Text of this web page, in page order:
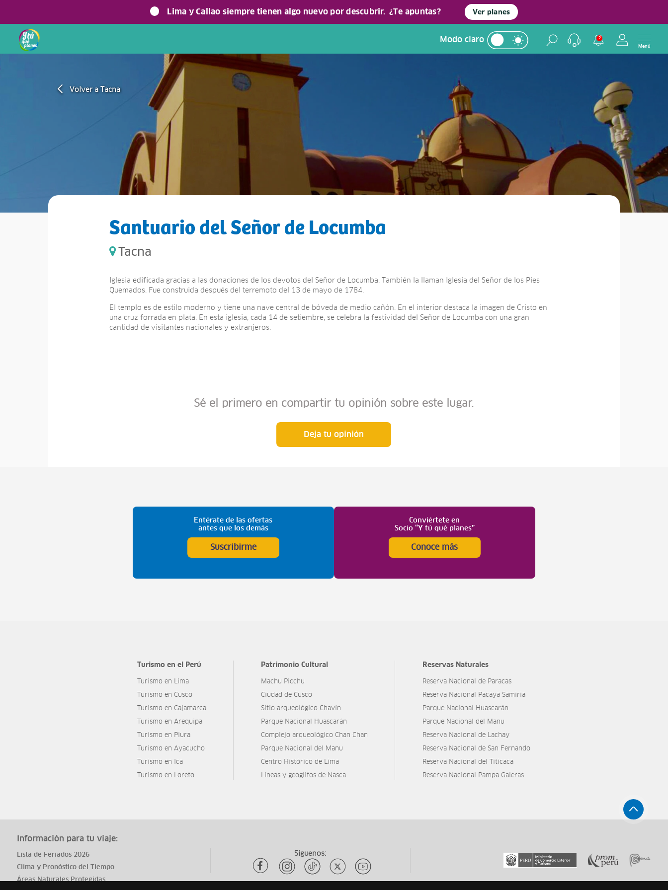
Lima y Callao siempre tienen algo nuevo por descubrir. ¿Te apuntas? Ver planes
Modo claro 2
Menú
Volver a Tacna
Santuario del Señor de Locumba
Tacna
Iglesia edificada gracias a las donaciones de los devotos del Señor de Locumba. También la llaman Iglesia del Señor de los Pies
Quemados. Fue construida después del terremoto del 13 de mayo de 1784.
El templo es de estilo moderno y tiene una nave central de bóveda de medio cañón. En el interior destaca la imagen de Cristo en
una cruz forrada en plata. En esta iglesia, cada 14 de setiembre, se celebra la festividad del Señor de Locumba con una gran
cantidad de visitantes nacionales y extranjeros.
Sé el primero en compartir tu opinión sobre este lugar.
Deja tu opinión
Entérate de las ofertas
antes que los demás
Suscribirme
Conviértete en
Socio “Y tú qué planes”
Conoce más
Turismo en el Perú
Turismo en Lima
Turismo en Cusco
Turismo en Cajamarca
Turismo en Arequipa
Turismo en Piura
Turismo en Ayacucho
Turismo en Ica
Turismo en Loreto
Patrimonio Cultural
Machu Picchu
Ciudad de Cusco
Sitio arqueológico Chavín
Parque Nacional Huascarán
Complejo arqueológico Chan Chan
Parque Nacional del Manu
Centro Histórico de Lima
Líneas y geoglifos de Nasca
Reservas Naturales
Reserva Nacional de Paracas
Reserva Nacional Pacaya Samiria
Parque Nacional Huascarán
Parque Nacional del Manu
Reserva Nacional de Lachay
Reserva Nacional de San Fernando
Reserva Nacional del Titicaca
Reserva Nacional Pampa Galeras
Información para tu viaje:
Lista de Feriados 2026
Clima y Pronóstico del Tiempo
Áreas Naturales Protegidas
Síguenos: